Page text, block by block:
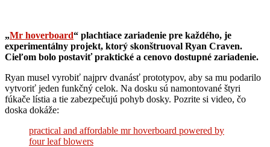
„Mr hoverboard“ plachtiace zariadenie pre každého, je
experimentálny projekt, ktorý skonštruoval Ryan Craven.
Cieľom bolo postaviť praktické a cenovo dostupné zariadenie.
Ryan musel vyrobiť najprv dvanásť prototypov, aby sa mu podarilo
vytvoriť jeden funkčný celok. Na dosku sú namontované štyri
fúkače lístia a tie zabezpečujú pohyb dosky. Pozrite si video, čo
doska dokáže:
practical and affordable mr hoverboard powered by
four leaf blowers